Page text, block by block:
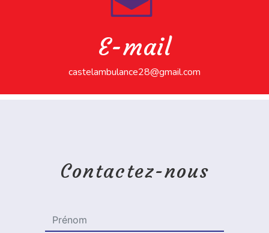
E-mail
castelambulance28@gmail.com
Contactez-nous